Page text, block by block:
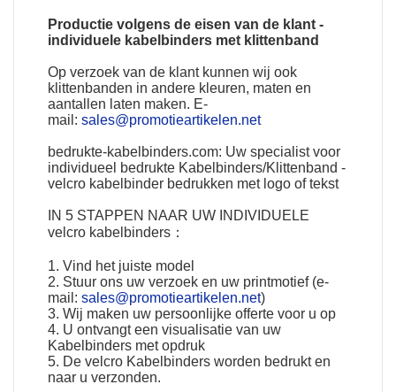
Productie volgens de eisen van de klant -
individuele kabelbinders met klittenband
Op verzoek van de klant kunnen wij ook
klittenbanden in andere kleuren, maten en
aantallen laten maken. E-
mail:sales@promotieartikelen.net
bedrukte-kabelbinders.com: Uw specialist voor
individueel bedrukte Kabelbinders/Klittenband -
velcro kabelbinder bedrukken met logo of tekst
IN 5 STAPPEN NAAR UW INDIVIDUELE
velcro kabelbinders ：
1. Vind het juiste model
2. Stuur ons uw verzoek en uw printmotief (e-
mail:sales@promotieartikelen.net)
3. Wij maken uw persoonlijke offerte voor u op
4. U ontvangt een visualisatie van uw
Kabelbinders met opdruk
5. De velcro Kabelbinders worden bedrukt en
naar u verzonden.